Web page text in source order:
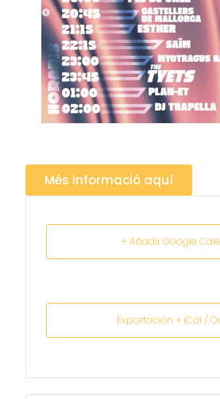
Més informació aquí
+ Añadir Google
Exportación + iCal /